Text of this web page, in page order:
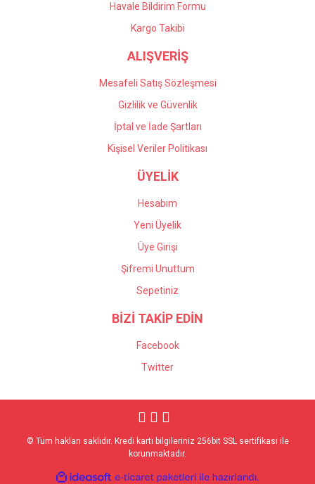
Havale Bildirim Formu
Kargo Takibi
ALIŞVERİŞ
Mesafeli Satış Sözleşmesi
Gizlilik ve Güvenlik
İptal ve İade Şartları
Kişisel Veriler Politikası
ÜYELİK
Hesabım
Yeni Üyelik
Üye Girişi
Şifremi Unuttum
Sepetiniz
BİZİ TAKİP EDİN
Facebook
Twitter
© Tüm hakları saklıdır. Kredi kartı bilgileriniz 256bit SSL sertifikası ile
korunmaktadır.
ideasoft e-